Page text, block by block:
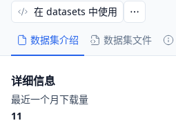
数据集介绍 数据集文件
在 datasets 中使用
详细信息
最近一个月下载量
11